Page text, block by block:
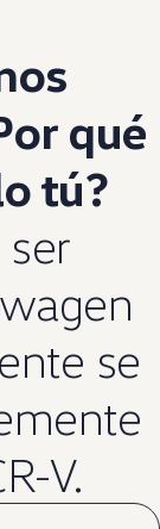
qué
tú?
se
V.